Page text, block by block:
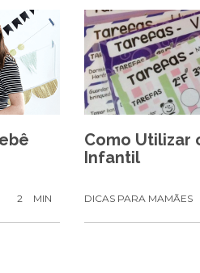
2 MIN
Como Utilizar
Infantil
DICAS PARA MAMÃES